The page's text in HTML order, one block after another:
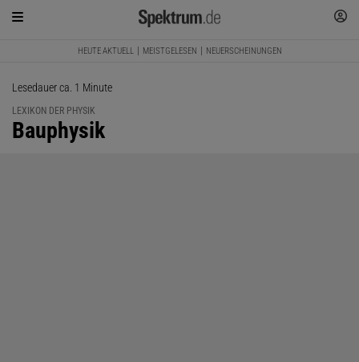
HEUTE AKTUELL MEISTGELESEN NEUERSCHEINUNGEN
Lesedauer ca. 1 Minute
LEXIKON DER PHYSIK
:
Bauphysik